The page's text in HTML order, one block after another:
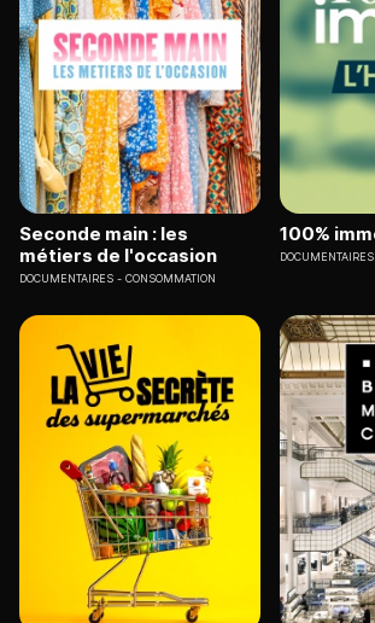
Seconde main : les
métiers de l'occasion
DOCUMENTAIRES CONSOMMATION
100%
DOCUMENTAIRES